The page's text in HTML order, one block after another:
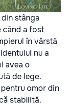
stânga
când a fost
în vârstă
nu a
avea o
de lege.
omor din
stabilită.